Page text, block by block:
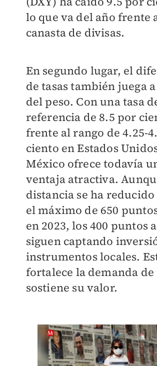
lo que va del año frente
canasta de divisas.
En segundo lugar, el
de tasas también juega
del peso. Con una tasa
referencia de 8.5 por
frente al rango de 4.25-
ciento en Estados
México ofrece todavía
ventaja atractiva.
distancia se ha reducido
el máximo de 650
en 2023, los 400 puntos
siguen captando
instrumentos locales.
fortalece la demanda de
sostiene su valor.